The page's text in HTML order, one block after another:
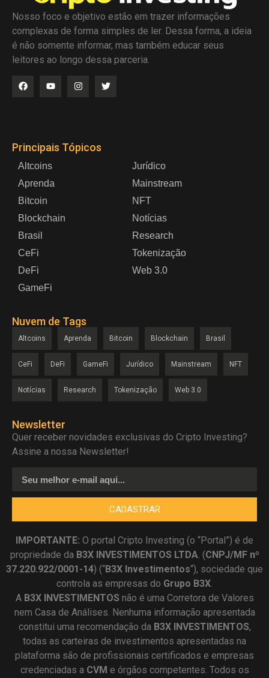
Nosso foco e objetivo estão em trazer informações
complexas de forma simples de ler. Dessa forma, a ideia
é não somente informar, mas também educar seus
leitores ao longo dessa parceria.
Principais Tópicos
Altcoins
Aprenda
Bitcoin
Blockchain
Brasil
CeFi
DeFi
GameFi
Jurídico
Mainstream
NFT
Notícias
Research
Tokenização
Web 3.0
Nuvem de Tags
Altcoins Aprenda Bitcoin Blockchain Brasil
CeFi DeFi GameFi Jurídico Mainstream NFT
Notícias Research Tokenização Web 3.0
Newsletter
Quer receber novidades exclusivas do Cripto Investing?
Assine a nossa Newsletter!
CADASTRAR
IMPORTANTE: O portal Cripto Investing (o “Portal”) é de
propriedade da B3X INVESTIMENTOS LTDA. (CNPJ/MF nº
37.220.922/0001-14) (“B3X Investimentos“), sociedade que
controla as empresas do Grupo B3X.
A B3X INVESTIMENTOS não é uma Corretora de Valores
nem Casa de Análises. Nenhuma informação apresentada
constitui uma recomendação da B3X INVESTIMENTOS,
todas as carteiras de investimentos apresentadas na
plataforma são de profissionais certificados e empresas
credenciadas a CVM e órgãos competentes. Todos os